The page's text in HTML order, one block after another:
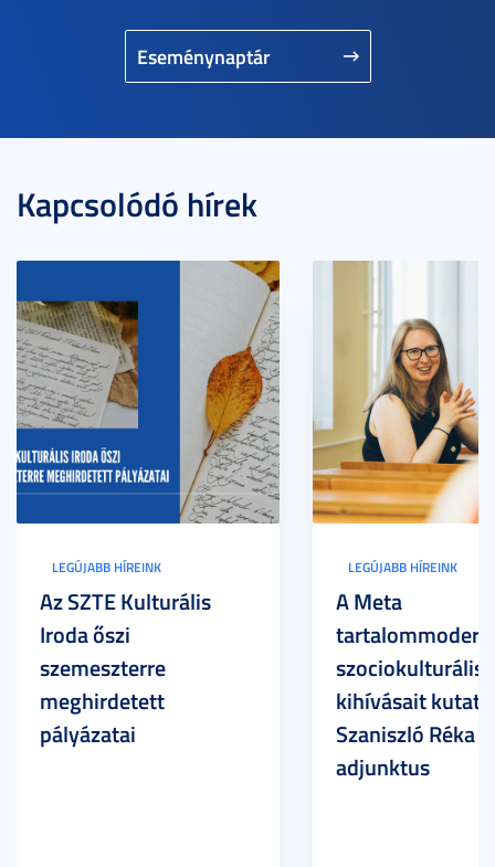
Eseménynaptár
Kapcsolódó hírek
LEGÚJABB HÍREINK
Az SZTE Kulturális
Iroda őszi
szemeszterre
meghirdetett
pályázatai
LEGÚJABB HÍREINK
A Meta
szociokulturális
kihívásait
Szaniszló Réka
adjunktus